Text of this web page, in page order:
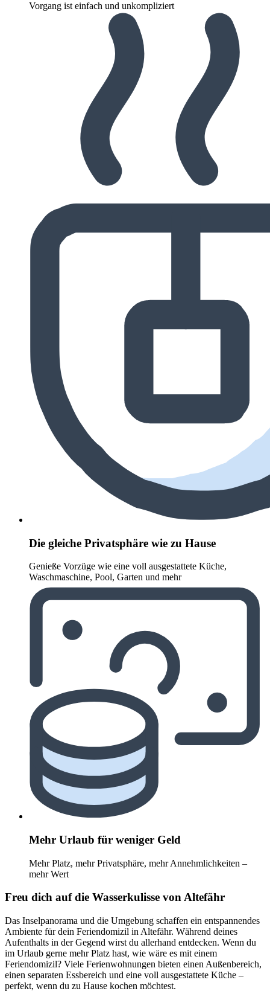
Vorgang ist einfach und unkompliziert
Die gleiche Privatsphäre wie zu Hause
Genieße Vorzüge wie eine voll ausgestattete Küche,
Waschmaschine, Pool, Garten und mehr
Mehr Urlaub für weniger Geld
Mehr Platz, mehr Privatsphäre, mehr Annehmlichkeiten –
mehr Wert
Freu dich auf die Wasserkulisse von Altefähr
Das Inselpanorama und die Umgebung schaffen ein entspannendes
Ambiente für dein Feriendomizil in Altefähr. Während deines
Aufenthalts in der Gegend wirst du allerhand entdecken. Wenn du
im Urlaub gerne mehr Platz hast, wie wäre es mit einem
Feriendomizil? Viele Ferienwohnungen bieten einen Außenbereich,
einen separaten Essbereich und eine voll ausgestattete Küche –
perfekt, wenn du zu Hause kochen möchtest.